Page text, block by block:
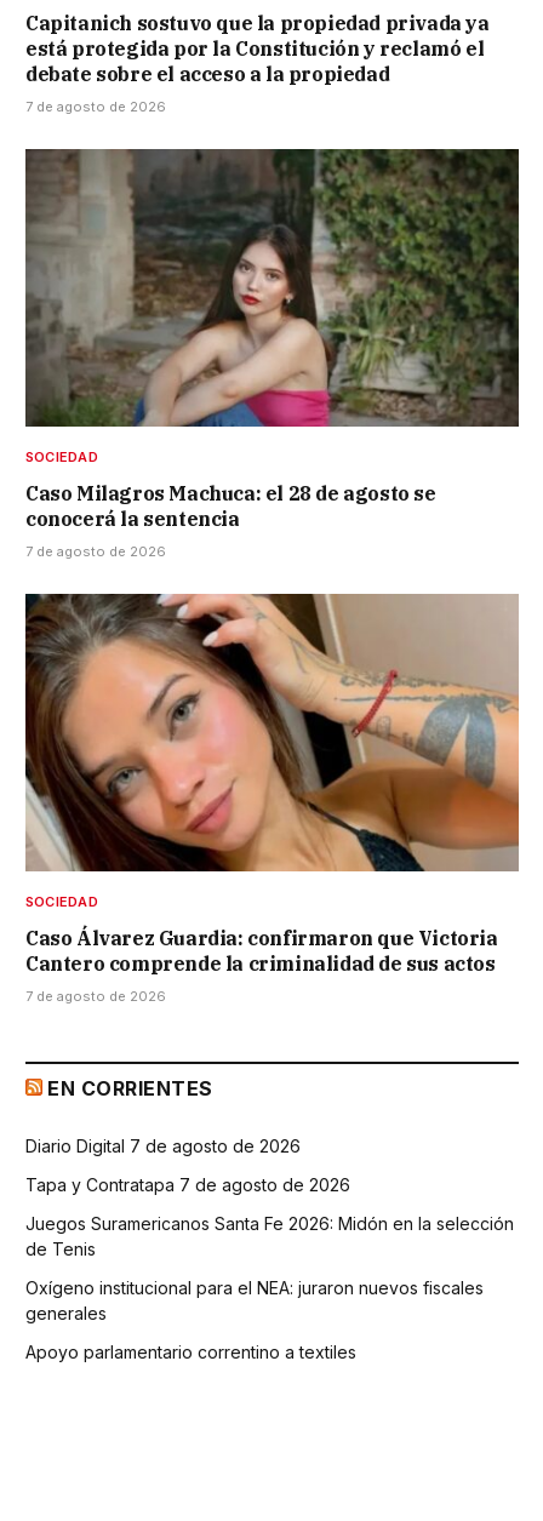
Capitanich sostuvo que la propiedad privada ya
está protegida por la Constitución y reclamó el
debate sobre el acceso a la propiedad
7 de agosto de 2026
SOCIEDAD
Caso Milagros Machuca: el 28 de agosto se
conocerá la sentencia
7 de agosto de 2026
SOCIEDAD
Caso Álvarez Guardia: confirmaron que Victoria
Cantero comprende la criminalidad de sus actos
7 de agosto de 2026
EN CORRIENTES
Diario Digital 7 de agosto de 2026
Tapa y Contratapa 7 de agosto de 2026
Juegos Suramericanos Santa Fe 2026: Midón en la selección
de Tenis
Oxígeno institucional para el NEA: juraron nuevos fiscales
generales
Apoyo parlamentario correntino a textiles